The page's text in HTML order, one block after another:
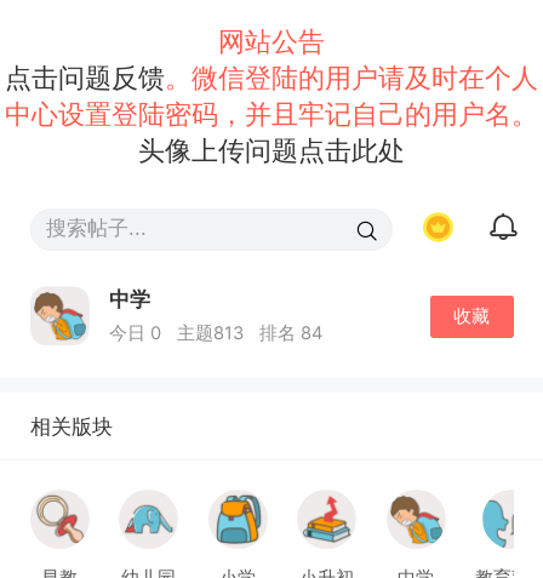
网站公告
点击问题反馈。微信登陆的用户请及时在个人
中心设置登陆密码，并且牢记自己的用户名。
头像上传问题点击此处
中学
今日 0 主题813 排名 84
收藏
相关版块